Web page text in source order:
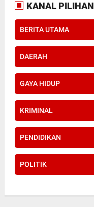
KANAL PILIHAN
BERITA UTAMA
DAERAH
GAYA HIDUP
KRIMINAL
PENDIDIKAN
POLITIK